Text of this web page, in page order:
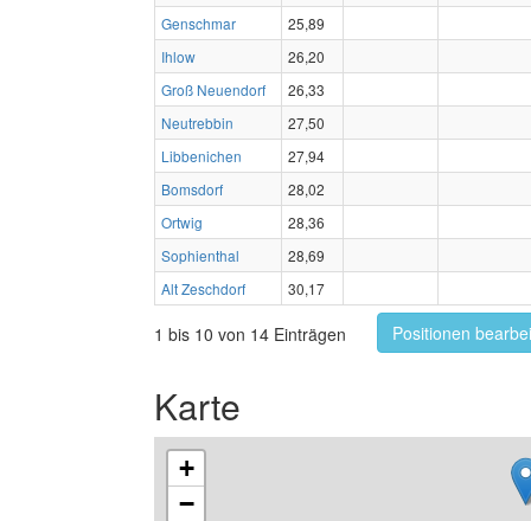
Genschmar
25,89
Ihlow
26,20
Groß Neuendorf
26,33
Neutrebbin
27,50
Libbenichen
27,94
Bomsdorf
28,02
Ortwig
28,36
Sophienthal
28,69
Alt Zeschdorf
30,17
1 bis 10 von 14 Einträgen Positionen
Karte
+
−